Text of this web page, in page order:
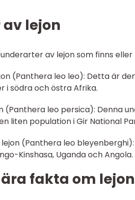
av lejon
av lejon som finns
(Panthera leo leo): Detta är
i södra och östra Afrika.
(Panthera leo persica): Denna
liten population i Gir National
lejon (Panthera leo
Kinshasa, Uganda och Angola.
fakta om lejon